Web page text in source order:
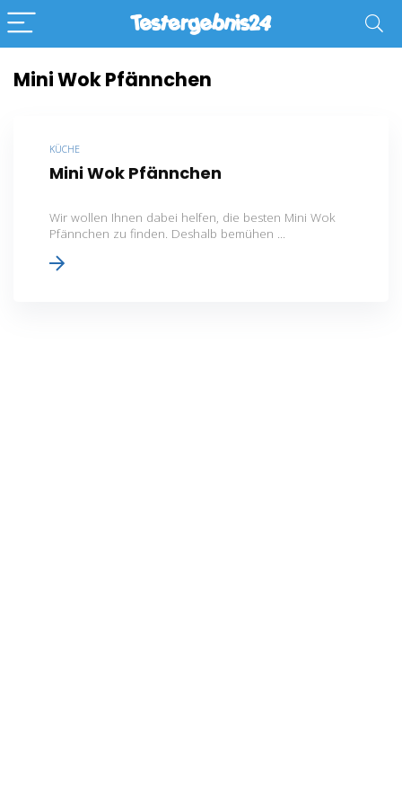
Mini Wok Pfännchen
KÜCHE
Mini Wok Pfännchen
Wir wollen Ihnen dabei helfen, die besten Mini Wok
Pfännchen zu finden. Deshalb bemühen ...